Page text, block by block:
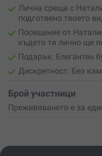
Лична среща с
подготвено твоето
Посещение от
където тя лично ще
Подарък: Елегантен
Дискретност: Без
Брой участници
Преживяването е за